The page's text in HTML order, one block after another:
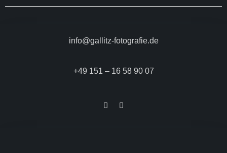
info@gallitz-fotografie.de
+49 151 – 16 58 90 07